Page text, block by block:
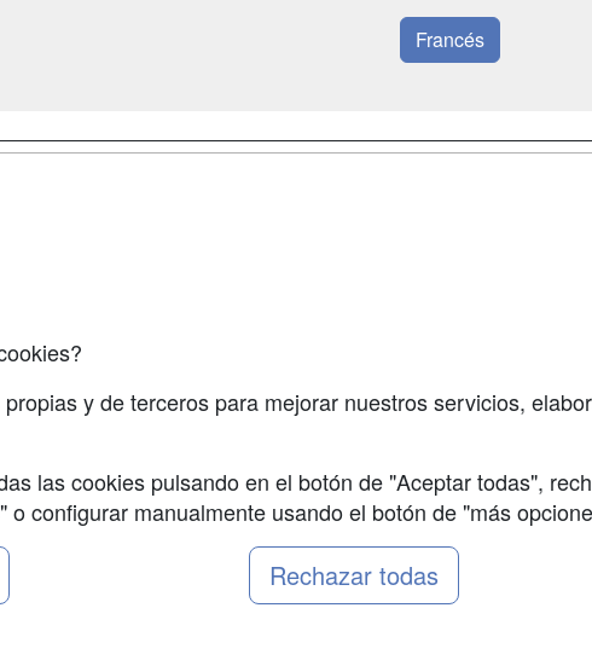
Francés
y de terceros para mejorar nuestros servicios,
las cookies pulsando en el botón de "Aceptar todas",
o configurar manualmente usando el botón de "más
Rechazar todas